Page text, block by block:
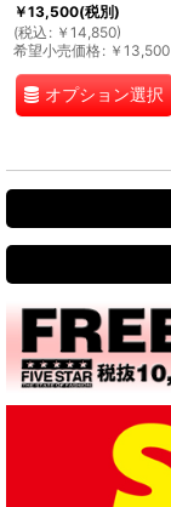
￥13,500(税別)
(税込 : ￥ 14,850)
希望小売価格: ￥ 13,500
オプション選択